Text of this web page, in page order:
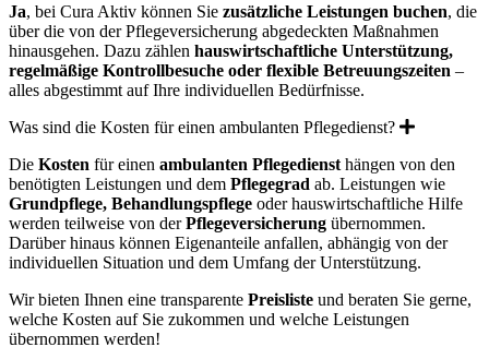
Ja, bei Cura Aktiv können Sie zusätzliche Leistungen buchen, die
über die von der Pflegeversicherung abgedeckten Maßnahmen
hinausgehen. Dazu zählen hauswirtschaftliche Unterstützung,
regelmäßige Kontrollbesuche oder flexible Betreuungszeiten –
alles abgestimmt auf Ihre individuellen Bedürfnisse.
Was sind die Kosten für einen ambulanten Pflegedienst?
Expand
Die Kosten für einen ambulanten Pflegedienst hängen von den
benötigten Leistungen und dem Pflegegrad ab. Leistungen wie
Grundpflege, Behandlungspflege oder hauswirtschaftliche Hilfe
werden teilweise von derPflegeversicherung übernommen.
Darüber hinaus können Eigenanteile anfallen, abhängig von der
individuellen Situation und dem Umfang der Unterstützung.
Wir bieten Ihnen eine transparente Preisliste und beraten Sie gerne,
welche Kosten auf Sie zukommen und welche Leistungen
übernommen werden!